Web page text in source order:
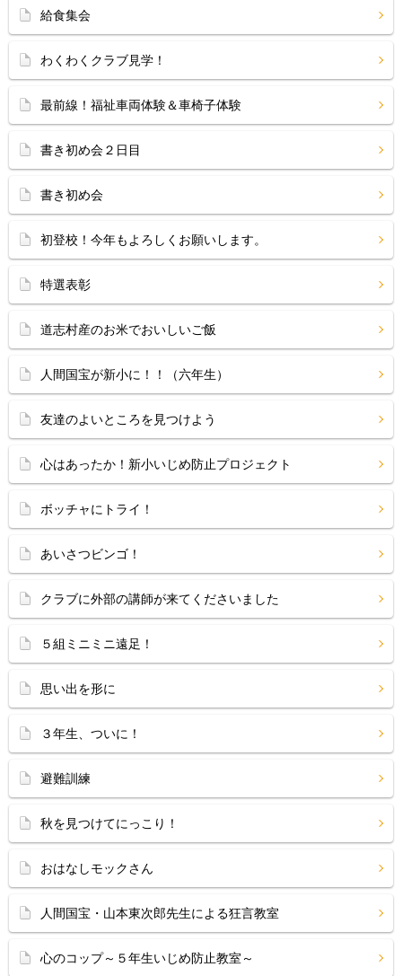
給食集会
わくわくクラブ見学！
最前線！福祉車両体験＆車椅子体験
書き初め会２日目
書き初め会
初登校！今年もよろしくお願いします。
特選表彰
道志村産のお米でおいしいご飯
人間国宝が新小に！！（六年生）
友達のよいところを見つけよう
心はあったか！新小いじめ防止プロジェクト
ボッチャにトライ！
あいさつビンゴ！
クラブに外部の講師が来てくださいました
５組ミニミニ遠足！
思い出を形に
３年生、ついに！
避難訓練
秋を見つけてにっこり！
おはなしモックさん
人間国宝・山本東次郎先生による狂言教室
心のコップ～５年生いじめ防止教室～